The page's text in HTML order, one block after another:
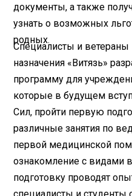
документы, а также
узнать о возможных
родных.
Специалисты и ветераны
назначения «Витязь»
программу для
которые в будущем
Сил, пройти первую
различные занятия по
первой медицинской
ознакомление с видами
подготовку проводят